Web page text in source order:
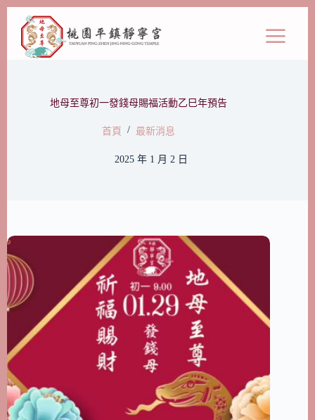
地母至尊初一發錢母賜福活動乙巳年預告
首頁 / 最新消息
2025 年 1 月 2 日